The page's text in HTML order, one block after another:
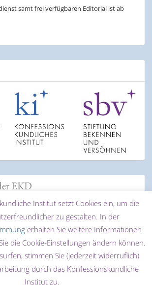
samt frei verfügbaren Editorial ist ab
EKD
Institut des Evangelischen
Institut setzt Cookies ein, um die
zu gestalten. In der
erhalten Sie weitere Informationen
die Cookie-Einstellungen ändern können.
stimmen Sie (jederzeit widerruflich)
durch das Konfessionskundliche
Institut zu.